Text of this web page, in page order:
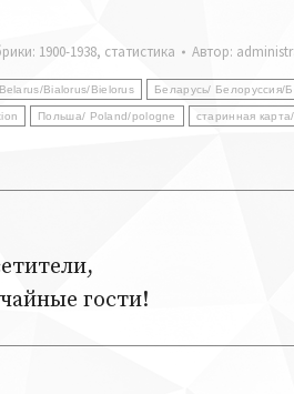
1900-1938, статистика Автор:
Belarus/Bialorus/Bielorus Беларусь/ Белоруссия/
Польша/ Poland/pologne старинная
гости!